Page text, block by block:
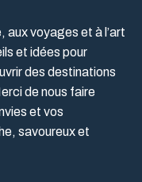
aux voyages et à l’art
et idées pour
des destinations
de nous faire
et vos
savoureux et